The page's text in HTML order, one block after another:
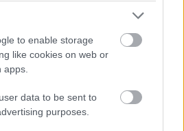
to enable storage
like cookies on web or
data to be sent to
purposes.
van néhány barátra: